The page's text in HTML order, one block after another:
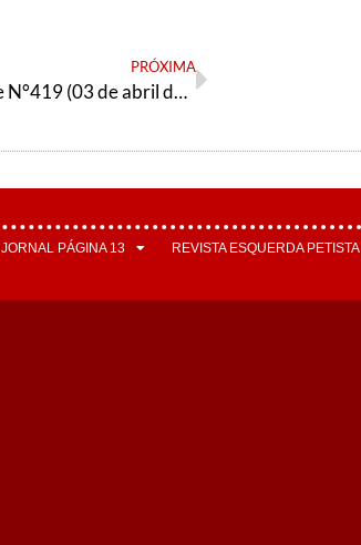
PRÓXIMA
Orientação Militante N°419 (03 de abril de 2024)
JORNAL PÁGINA 13 REVISTA ESQUERDA PETISTA